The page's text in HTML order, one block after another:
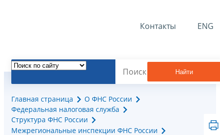
Контакты ENG
Найти
Главная страница
О ФНС России
Федеральная налоговая служба
Структура ФНС России
Межрегиональные инспекции ФНС России